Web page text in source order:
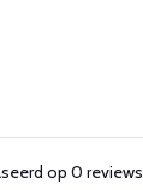
op 0 reviews